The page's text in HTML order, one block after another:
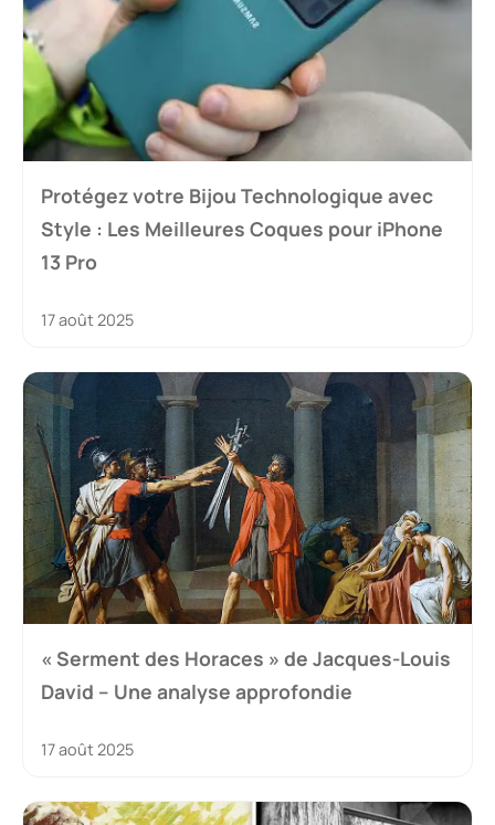
Protégez votre Bijou Technologique avec
Style : Les Meilleures Coques pour iPhone
13 Pro
17 août 2025
« Serment des Horaces » de Jacques-Louis
David – Une analyse approfondie
17 août 2025